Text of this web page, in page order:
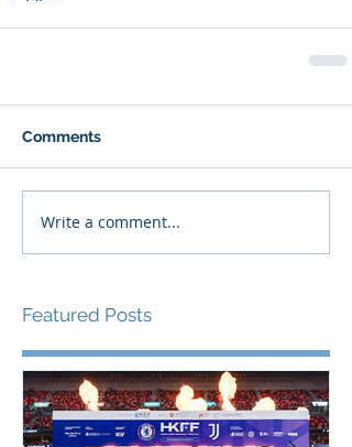
Comments
Write a comment...
Featured Posts